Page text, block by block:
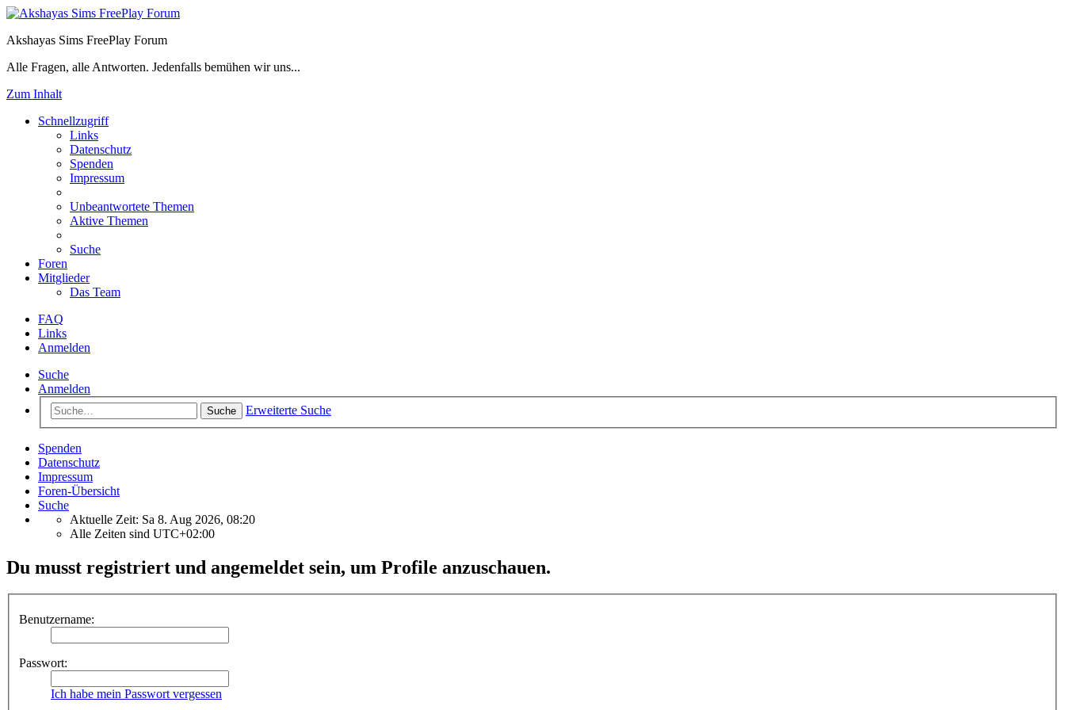
Akshayas Sims FreePlay Forum
Alle Fragen, alle Antworten. Jedenfalls bemühen wir uns...
Zum Inhalt
Schnellzugriff
Links
Datenschutz
Spenden
Impressum
Unbeantwortete Themen
Aktive Themen
Suche
Foren
Mitglieder
Das Team
FAQ
Links
Anmelden
Suche
Anmelden
Suche Erweiterte Suche
Spenden
Datenschutz
Impressum
Foren-Übersicht
Suche
Aktuelle Zeit: Sa 8. Aug 2026, 08:20
Alle Zeiten sind UTC+02:00
Du musst registriert und angemeldet sein, um Profile anzuschauen.
Benutzername:
Passwort:
Ich habe mein Passwort vergessen